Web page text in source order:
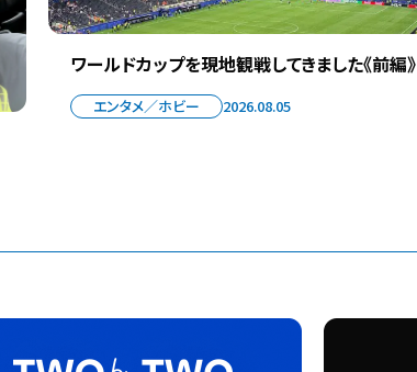
ワールドカップを現地観戦してきました《前編》
エンタメ／ホビー 2026.08.05